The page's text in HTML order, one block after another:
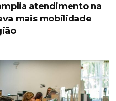
atendimento na
mais mobilidade